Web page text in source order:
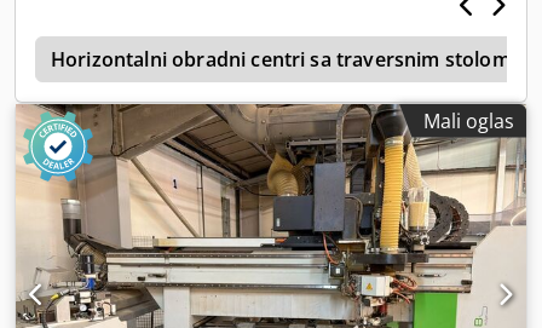
Horizontalni obradni centri sa traversnim stolom
Mali oglas